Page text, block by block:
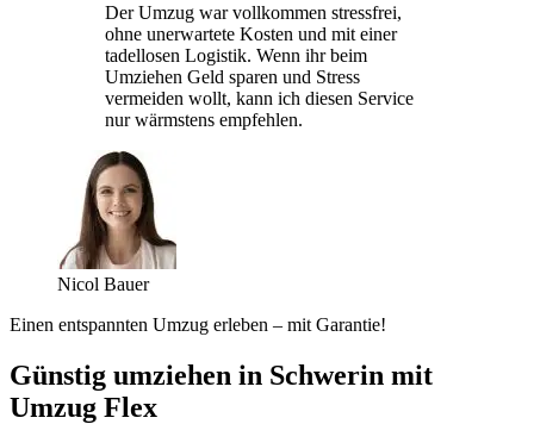
Der Umzug war vollkommen stressfrei,
ohne unerwartete Kosten und mit einer
tadellosen Logistik. Wenn ihr beim
Umziehen Geld sparen und Stress
vermeiden wollt, kann ich diesen Service
nur wärmstens empfehlen.
Nicol Bauer
Einen entspannten Umzug erleben – mit Garantie!
Günstig umziehen in Schwerin mit
Umzug Flex